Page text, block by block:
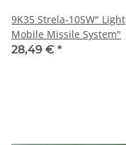
9K35 Strela-10SW" Light
Mobile Missile System"
28,49 € *